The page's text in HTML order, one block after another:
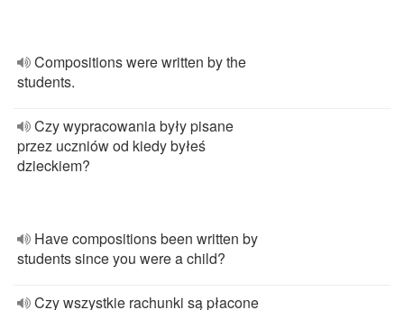
Compositions were written by the
students.
Czy wypracowania były pisane
przez uczniów od kiedy byłeś
dzieckiem?
Have compositions been written by
students since you were a child?
Czy wszystkie rachunki są płacone